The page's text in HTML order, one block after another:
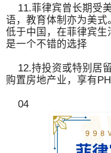
11.菲律宾曾长期受
语，教育体制亦为美式
低于中国，在菲律宾
是一个不错的选择
12.持投资或特别居
购置房地产业，享有
04